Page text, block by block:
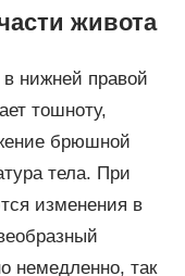
живота
нижней правой
тошноту,
брюшной
тела. При
изменения в
немедленно, так